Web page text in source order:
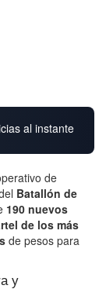
al instante
de
Batallón de
190 nuevos
de los más
de pesos para
y